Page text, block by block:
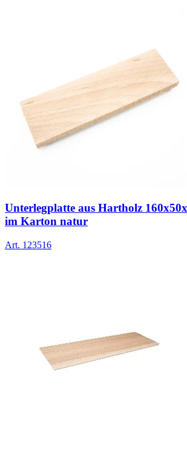
Unterlegplatte aus Hartholz
im Karton natur
Art. 123516